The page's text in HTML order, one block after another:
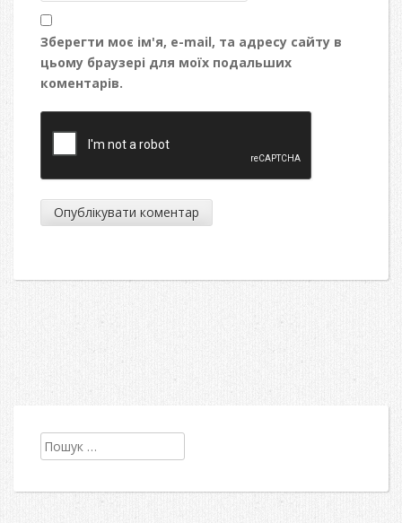
Зберегти моє ім'я, e-mail, та адресу сайту в
цьому браузері для моїх подальших
коментарів.
Пошук: